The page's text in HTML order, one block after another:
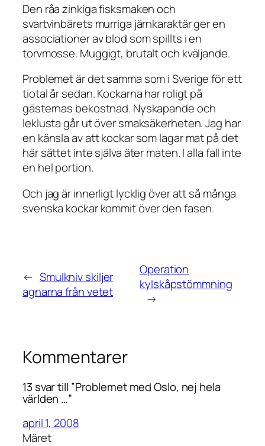
Den råa zinkiga fisksmaken och
svartvinbärets murriga järnkaraktär ger en
associationer av blod som spillts i en
torvmosse. Muggigt, brutalt och kväljande.
Problemet är det samma som i Sverige för ett
tiotal år sedan. Kockarna har roligt på
gästernas bekostnad. Nyskapande och
leklusta går ut över smaksäkerheten. Jag har
en känsla av att kockar som lagar mat på det
här sättet inte själva äter maten. I alla fall inte
en hel portion.
Och jag är innerligt lycklig över att så många
svenska kockar kommit över den fasen.
← Smulkniv skiljer
agnarna från vetet
Operation
kylskåpstömmning
→
Kommentarer
13 svar till ”Problemet med Oslo, nej hela
världen …”
april 1, 2008
Märet